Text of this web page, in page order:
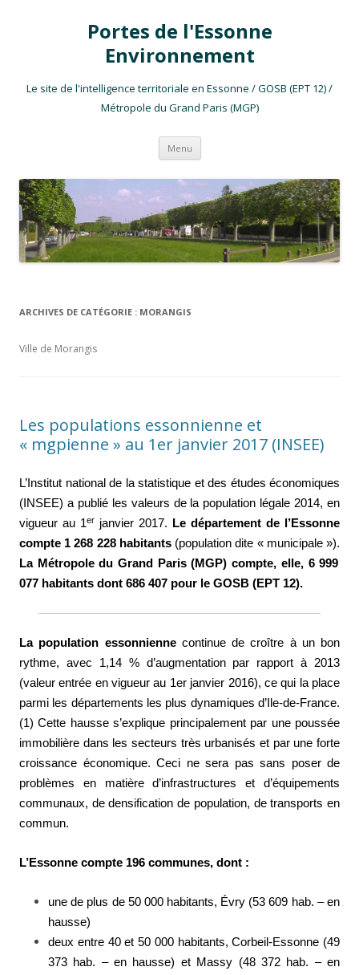
Portes de l'Essonne
Environnement
Le site de l'intelligence territoriale en Essonne / GOSB (EPT 12) /
Métropole du Grand Paris (MGP)
Menu Aller au contenu
ARCHIVES DE CATÉGORIE : MORANGIS
Ville de Morangis
Les populations essonnienne et
« mgpienne » au 1er janvier 2017 (INSEE)
L’Institut national de la statistique et des études économiques
(INSEE) a publié les valeurs de la population légale 2014, en
vigueur au 1er janvier 2017.
Le département de l’Essonne
compte 1 268 228 habitants (population dite « municipale »).
La Métropole du Grand Paris (MGP) compte, elle, 6 999
077 habitants dont 686 407 pour le GOSB (EPT 12).
La population essonniennecontinue de croître à un bon
rythme, avec 1,14 % d’augmentation par rapport à 2013
(valeur entrée en vigueur au 1er janvier 2016), ce qui la place
parmi les départements les plus dynamiques d’Ile-de-France.
(1) Cette hausse s’explique principalement par une poussée
immobilière dans les secteurs très urbanisés et par une forte
croissance économique. Ceci ne sera pas sans poser de
problèmes en matière d’infrastructures et d’équipements
communaux, de densification de population, de transports en
commun.
L’Essonne compte 196 communes, dont :
une de plus de 50 000 habitants, Évry (53 609 hab. – en
hausse)
deux entre 40 et 50 000 habitants, Corbeil-Essonne (49
373 hab. – en hausse) et Massy (48 372 hab. – en